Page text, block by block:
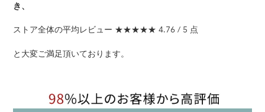
き、
ストア全体の平均レビュー ★★★★★ 4.76 / 5 点
と大変ご満足頂いております。